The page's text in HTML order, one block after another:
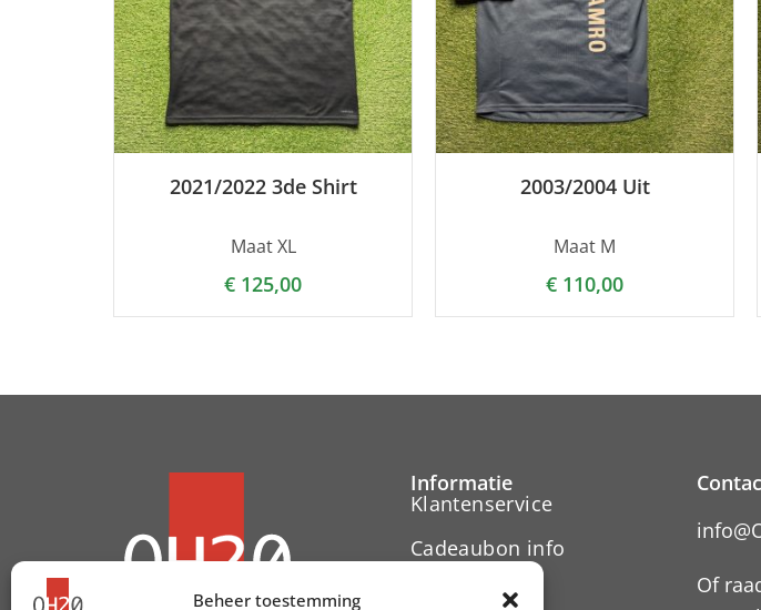
Beheer toestemming
2021/2022 3de Shirt
Maat XL
€ 125,00
2003/2004 Uit
Maat M
€ 110,00
Informatie
Klantenservice
Cadeaubon info
Of